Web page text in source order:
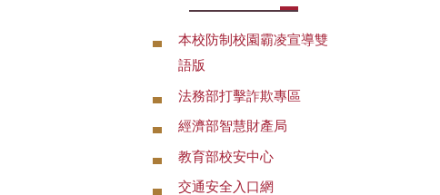
本校防制校園霸凌宣導雙
語版
法務部打擊詐欺專區
經濟部智慧財產局
教育部校安中心
交通安全入口網